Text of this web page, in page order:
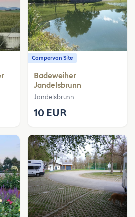
Campervan Site
Badeweiher
Jandelsbrunn
Jandelsbrunn
10 EUR